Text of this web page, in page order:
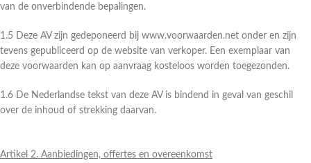
van de onverbindende bepalingen.
1.5 Deze AV zijn gedeponeerd bij www.voorwaarden.net onder en zijn
tevens gepubliceerd op de website van verkoper. Een exemplaar van
deze voorwaarden kan op aanvraag kosteloos worden toegezonden.
1.6 De Nederlandse tekst van deze AV is bindend in geval van geschil
over de inhoud of strekking daarvan.
Artikel 2. Aanbiedingen, offertes en overeenkomst